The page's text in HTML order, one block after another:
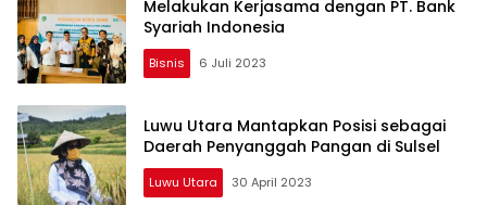
Melakukan Kerjasama dengan PT. Bank
Syariah Indonesia
Bisnis 6 Juli 2023
Luwu Utara Mantapkan Posisi sebagai
Daerah Penyanggah Pangan di Sulsel
Luwu Utara 30 April 2023